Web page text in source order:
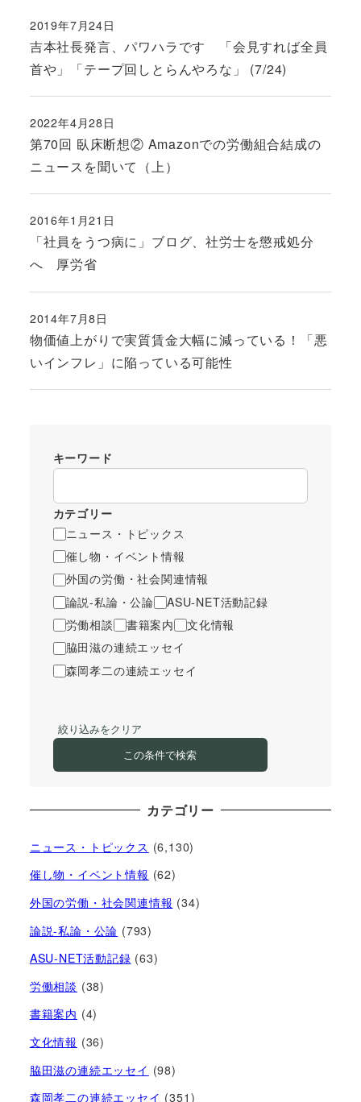
吉本社長発言、パワハラです 「会見すれば全員
首や」「テープ回しとらんやろな」 (7/24)
投稿日
2019年7月24日
第70回 臥床断想② Amazonでの労働組合結成の
ニュースを聞いて（上）
投稿日
2022年4月28日
「社員をうつ病に」ブログ、社労士を懲戒処分
へ 厚労省
投稿日
2016年1月21日
物価値上がりで実質賃金大幅に減っている！「悪
いインフレ」に陥っている可能性
投稿日
2014年7月8日
キーワード
カテゴリー
ニュース・トピックス
催し物・イベント情報
外国の労働・社会関連情報
論説-私論・公論
ASU-NET活動記録
労働相談
書籍案内
文化情報
脇田滋の連続エッセイ
森岡孝二の連続エッセイ
絞り込みをクリア
この条件で検索
カテゴリー
ニュース・トピックス (6,130)
催し物・イベント情報 (62)
外国の労働・社会関連情報 (34)
論説-私論・公論 (793)
ASU-NET活動記録 (63)
労働相談 (38)
書籍案内 (4)
文化情報 (36)
脇田滋の連続エッセイ (98)
森岡孝二の連続エッセイ (351)